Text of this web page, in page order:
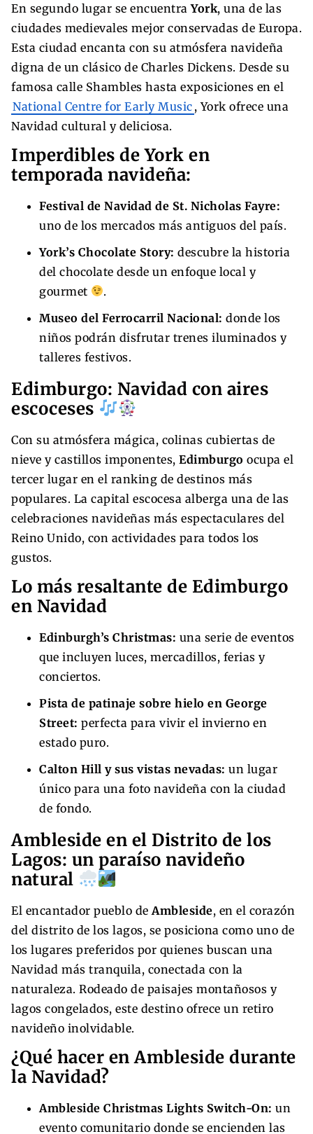
En segundo lugar se encuentraYork, una de las
ciudades medievales mejor conservadas de Europa.
Esta ciudad encanta con su atmósfera navideña
digna de un clásico de Charles Dickens. Desde su
famosa calle Shambles hasta exposiciones en el
National Centre for Early Music , York ofrece una
Navidad cultural y deliciosa.
Imperdibles de York en
temporada navideña:
Festival de Navidad de St. Nicholas Fayre:
uno de los mercados más antiguos del país.
York’s Chocolate Story: descubre la historia
del chocolate desde un enfoque local y
gourmet
.
Museo del Ferrocarril Nacional: donde los
niños podrán disfrutar trenes iluminados y
talleres festivos.
Edimburgo: Navidad con aires
escoceses
Con su atmósfera mágica, colinas cubiertas de
nieve y castillos imponentes, Edimburgo ocupa el
tercer lugar en el ranking de destinos más
populares. La capital escocesa alberga una de las
celebraciones navideñas más espectaculares del
Reino Unido, con actividades para todos los
gustos.
Lo más resaltante de Edimburgo
en Navidad
Edinburgh’s Christmas: una serie de eventos
que incluyen luces, mercadillos, ferias y
conciertos.
Pista de patinaje sobre hielo en George
Street: perfecta para vivir el invierno en
estado puro.
Calton Hill y sus vistas nevadas: un lugar
único para una foto navideña con la ciudad
de fondo.
Ambleside en el Distrito de los
Lagos: un paraíso navideño
natural
El encantador pueblo de Ambleside, en el corazón
del distrito de los lagos, se posiciona como uno de
los lugares preferidos por quienes buscan una
Navidad más tranquila, conectada con la
naturaleza. Rodeado de paisajes montañosos y
lagos congelados, este destino ofrece un retiro
navideño inolvidable.
¿Qué hacer en Ambleside durante
la Navidad?
Ambleside Christmas Lights Switch-On: un
evento comunitario donde se encienden las